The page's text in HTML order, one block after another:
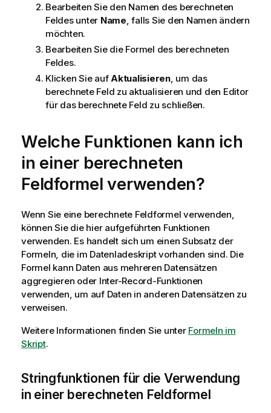
Bearbeiten Sie den Namen des berechneten
Feldes unter Name, falls Sie den Namen ändern
möchten.
Bearbeiten Sie die Formel des berechneten
Feldes.
Klicken Sie aufAktualisieren, um das
berechnete Feld zu aktualisieren und den Editor
für das berechnete Feld zu schließen.
Welche Funktionen kann ich
in einer berechneten
Feldformel verwenden?
Wenn Sie eine berechnete Feldformel verwenden,
können Sie die hier aufgeführten Funktionen
verwenden. Es handelt sich um einen Subsatz der
Formeln, die im Datenladeskript vorhanden sind. Die
Formel kann Daten aus mehreren Datensätzen
aggregieren oder Inter-Record-Funktionen
verwenden, um auf Daten in anderen Datensätzen zu
verweisen.
Weitere Informationen finden Sie unter Formeln im
Skript.
Stringfunktionen für die Verwendung
in einer berechneten Feldformel